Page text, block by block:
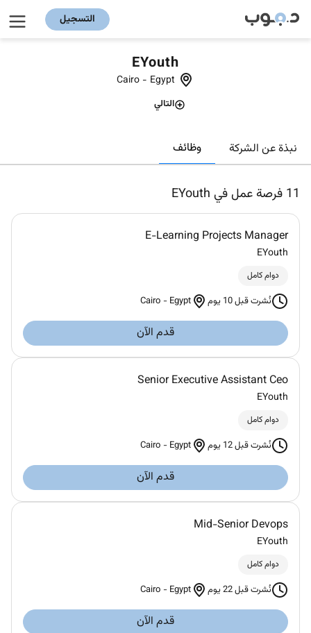
التسجيل
EYouth
Cairo - Egypt
التالي
نبذة عن الشركة وظائف
11 فرصة عمل في EYouth
E-Learning Projects Manager
EYouth
دوام كامل
نُشرت قبل 10 يوم Cairo - Egypt
قدم الآن
Senior Executive Assistant Ceo
EYouth
دوام كامل
نُشرت قبل 12 يوم Cairo - Egypt
قدم الآن
Mid-Senior Devops
EYouth
دوام كامل
نُشرت قبل 22 يوم Cairo - Egypt
قدم الآن